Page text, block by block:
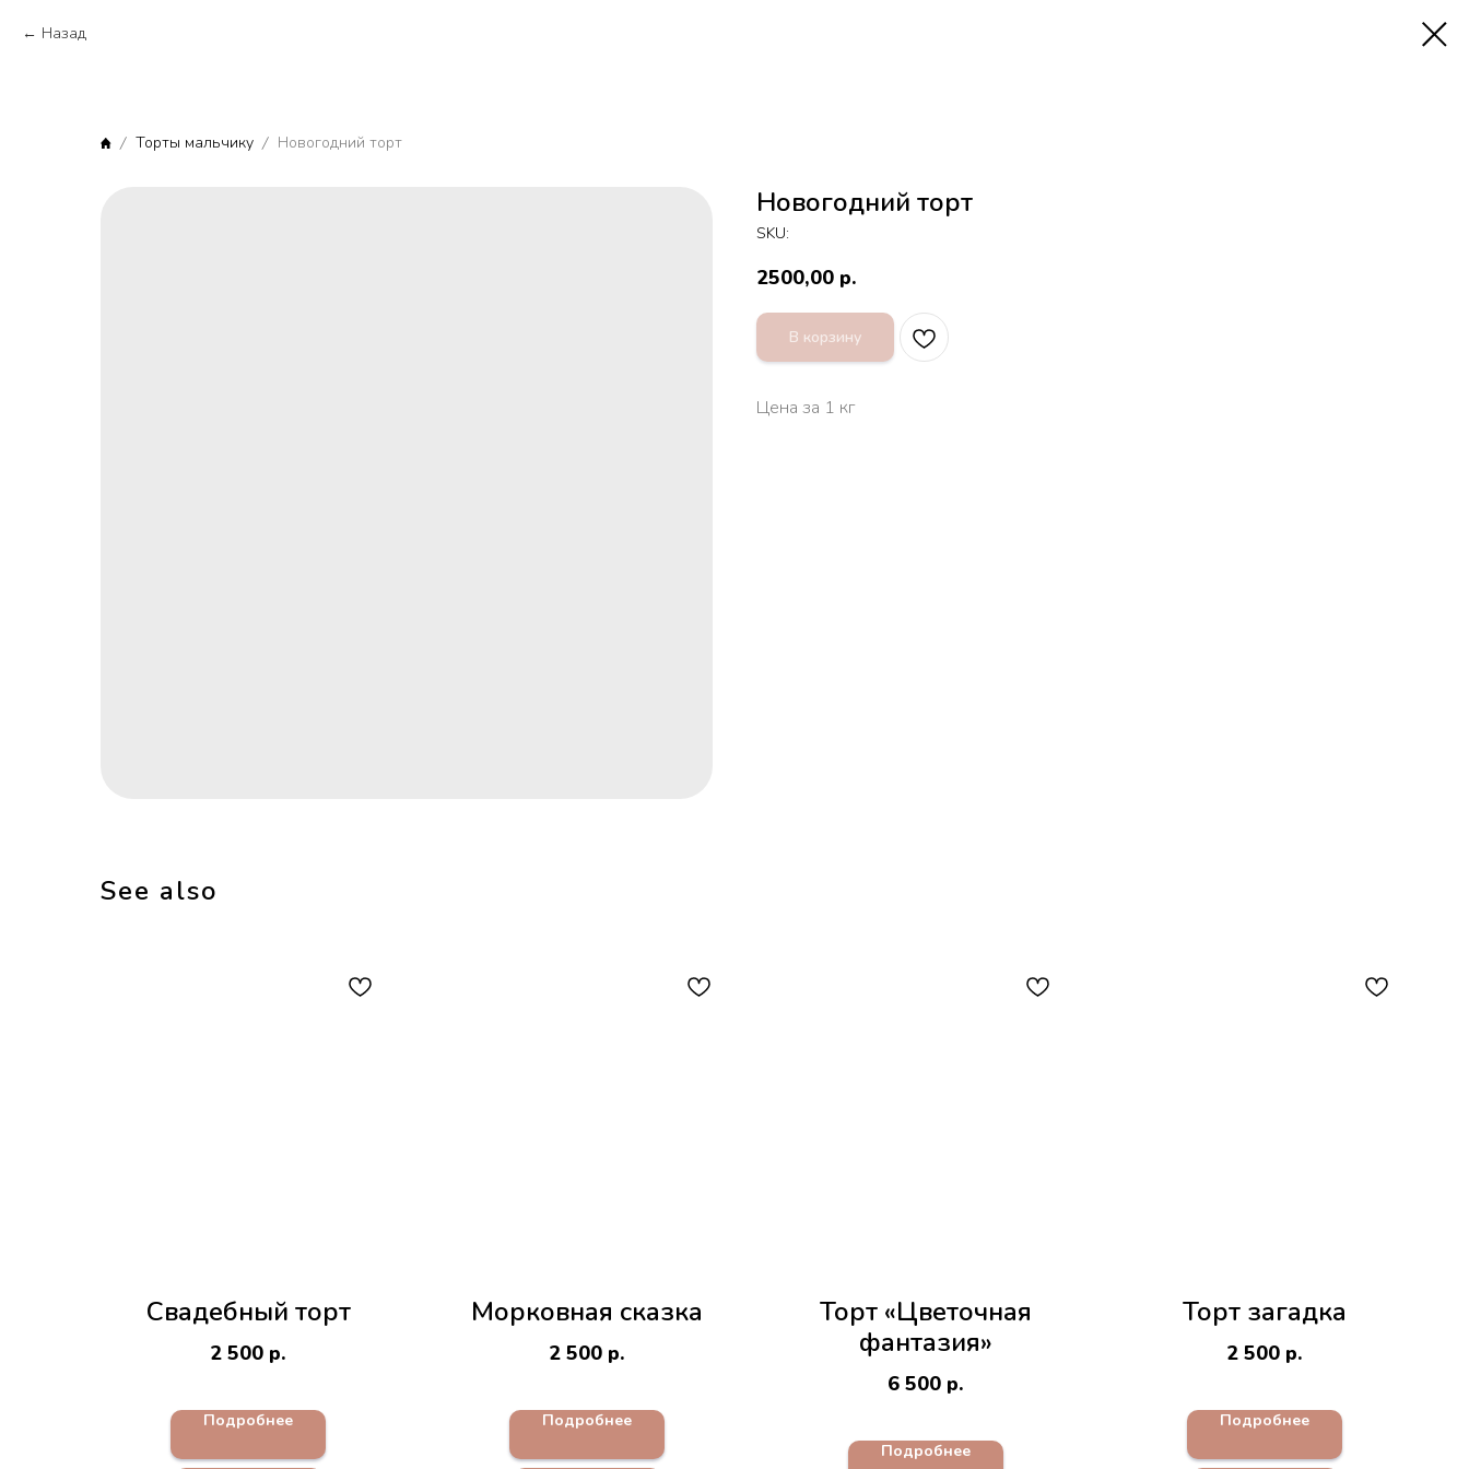
Назад
Торты мальчику Новогодний торт
Новогодний торт
SKU:
2500,00 р.
В корзину
Цена за 1 кг
See also
Свадебный торт
2 500 р.
Подробнее
Морковная сказка
2 500 р.
Подробнее
Торт «Цветочная
фантазия»
6 500 р.
Подробнее
Торт загадка
2 500 р.
Подробнее